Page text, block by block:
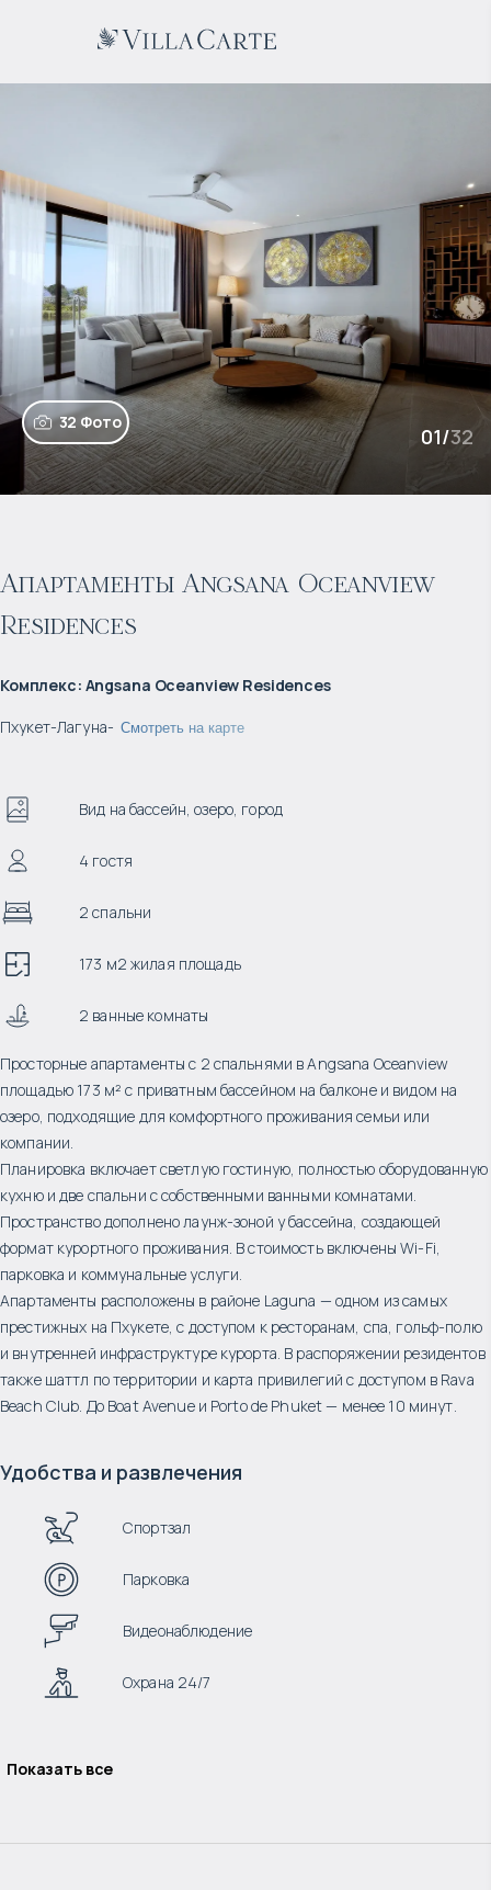
32 Фото
01/32
Апартаменты Angsana Oceanview
Residences
Комплекс: Angsana Oceanview Residences
Пхукет-Лагуна- Смотреть на карте
Вид на бассейн, озеро, город
4 гостя
2 спальни
173 м2 жилая площадь
2 ванные комнаты
Просторные апартаменты с 2 спальнями в Angsana Oceanview
площадью 173 м² с приватным бассейном на балконе и видом на
озеро, подходящие для комфортного проживания семьи или
компании.
Планировка включает светлую гостиную, полностью оборудованную
кухню и две спальни с собственными ванными комнатами.
Пространство дополнено лаунж-зоной у бассейна, создающей
формат курортного проживания. В стоимость включены Wi-Fi,
парковка и коммунальные услуги.
Апартаменты расположены в районе Laguna — одном из самых
престижных на Пхукете, с доступом к ресторанам, спа, гольф-полю
и внутренней инфраструктуре курорта. В распоряжении резидентов
также шаттл по территории и карта привилегий с доступом в Rava
Beach Club. До Boat Avenue и Porto de Phuket — менее 10 минут.
Удобства и развлечения
Спортзал
Парковка
Видеонаблюдение
Охрана 24/7
Показать все